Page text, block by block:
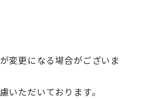
変更になる場合がございま
いただいております。